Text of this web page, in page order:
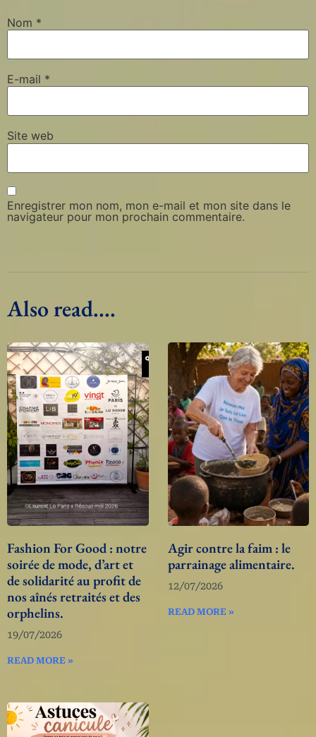
Nom *
E-mail *
Site web
Enregistrer mon nom, mon e-mail et mon site dans le
navigateur pour mon prochain commentaire.
Also read....
Fashion For Good : notre
soirée de mode, d’art et
de solidarité au profit de
nos aînés retraités et des
orphelins.
19/07/2026
READ MORE »
Agir contre la faim : le
parrainage alimentaire.
12/07/2026
READ MORE »